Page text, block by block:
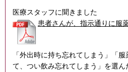
インスリンポンプ
血糖トレンド
グリコアルブミン
1型ライフ
医療スタッフに聞きました
患者さんが、指示通りに服
「外出時に持ち忘れてしまう」「
て、つい飲み忘れてしまう」を選